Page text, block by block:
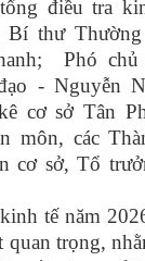
điều tra
Bí thư
Phó
- Nguyễn
cơ sở Tân
môn, các
cơ sở, Tổ
tế năm
quan trọng,